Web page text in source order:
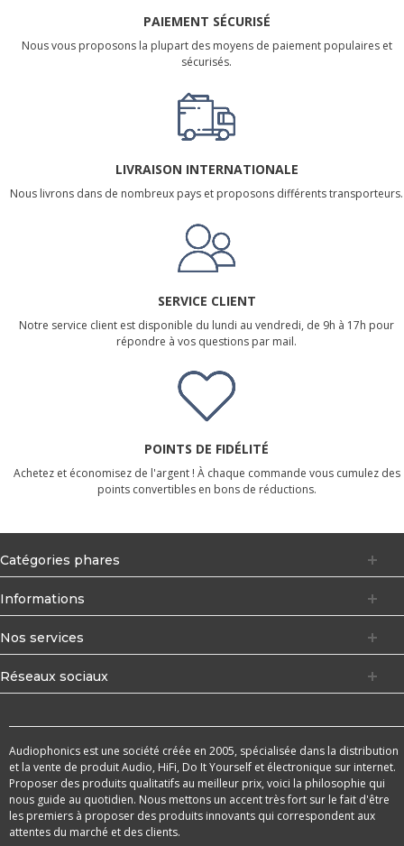
PAIEMENT SÉCURISÉ
Nous vous proposons la plupart des moyens de paiement populaires et
sécurisés.
LIVRAISON INTERNATIONALE
Nous livrons dans de nombreux pays et proposons différents transporteurs.
SERVICE CLIENT
Notre service client est disponible du lundi au vendredi, de 9h à 17h pour
répondre à vos questions par mail.
POINTS DE FIDÉLITÉ
Achetez et économisez de l'argent ! À chaque commande vous cumulez des
points convertibles en bons de réductions.
Catégories phares
Informations
Nos services
Réseaux sociaux
Audiophonics est une société créée en 2005, spécialisée dans la distribution
et la vente de produit Audio, HiFi, Do It Yourself et électronique sur internet.
Proposer des produits qualitatifs au meilleur prix, voici la philosophie qui
nous guide au quotidien. Nous mettons un accent très fort sur le fait d'être
les premiers à proposer des produits innovants qui correspondent aux
attentes du marché et des clients.